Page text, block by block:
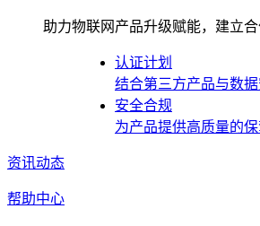
助力物联网产品升级赋能，建立
认证计划
结合第三方产品与数
安全合规
为产品提供高质量的
资讯动态
帮助中心